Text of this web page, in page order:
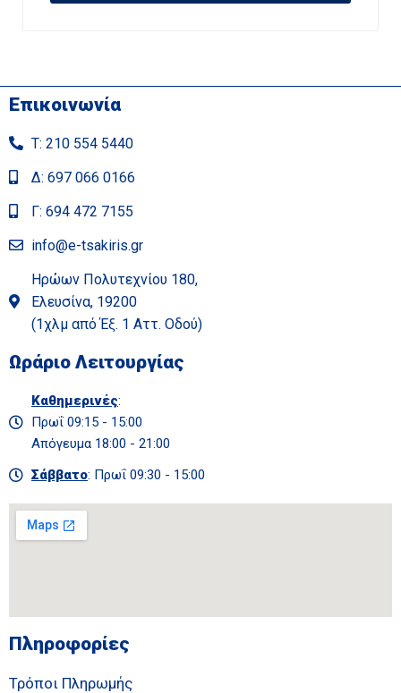
Επικοινωνία
Τ: 210 554 5440
Δ: 697 066 0166
Γ: 694 472 7155
info@e-tsakiris.gr
Ηρώων Πολυτεχνίου 180,
Ελευσίνα, 19200
(1χλμ από Έξ. 1 Αττ. Οδού)
Ωράριο Λειτουργίας
Καθημερινές:
Πρωΐ 09:15 - 15:00
Απόγευμα 18:00 - 21:00
Σάββατο: Πρωΐ 09:30 - 15:00
Πληροφορίες
Τρόποι Πληρωμής